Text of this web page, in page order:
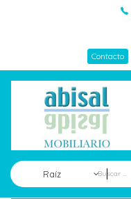
Contacto
Raíz